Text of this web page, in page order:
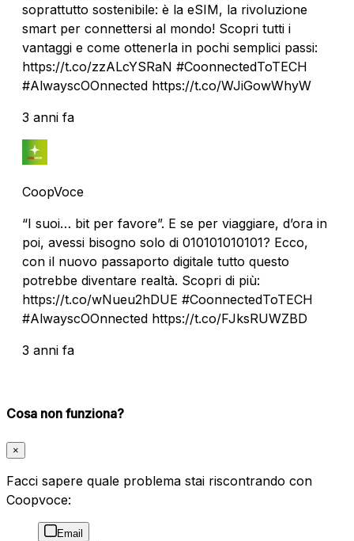
soprattutto sostenibile: è la eSIM, la rivoluzione
smart per connettersi al mondo! Scopri tutti i
vantaggi e come ottenerla in pochi semplici passi:
https://t.co/zzALcYSRaN #CoonnectedToTECH
#AlwayscOOnnected https://t.co/WJiGowWhyW
3 anni fa
CoopVoce
“I suoi… bit per favore”. E se per viaggiare, d’ora in
poi, avessi bisogno solo di 010101010101? Ecco,
con il nuovo passaporto digitale tutto questo
potrebbe diventare realtà. Scopri di più:
https://t.co/wNueu2hDUE #CoonnectedToTECH
#AlwayscOOnnected https://t.co/FJksRUWZBD
3 anni fa
Cosa non funziona?
×
Facci sapere quale problema stai riscontrando con
Coopvoce:
Email